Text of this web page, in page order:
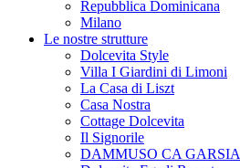
Repubblica Dominicana
Milano
Le nostre strutture
Dolcevita Style
Villa I Giardini di Limoni
La Casa di Liszt
Casa Nostra
Cottage Dolcevita
Il Signorile
DAMMUSO CA GARSIA